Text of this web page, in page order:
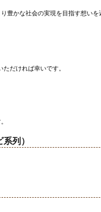
豊かな社会の実現を目指す想いを
だければ幸いです。
列）